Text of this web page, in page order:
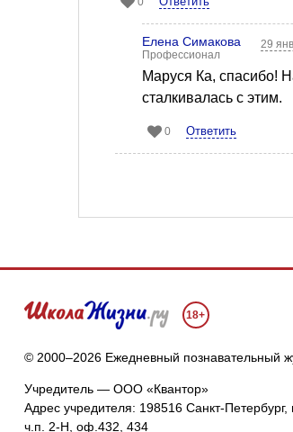
Елена Симакова
Профессионал
29
Маруся Ка, спасибо!
сталкивалась с этим.
0 Ответить
18+
© 2000–2026 Ежедневный познавательный
Учредитель — ООО «Квантор»
Адрес учредителя: 198516 Санкт-
ч.п. 2-Н, оф.432, 434